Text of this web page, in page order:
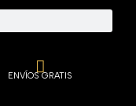
ENVÍOS GRATIS